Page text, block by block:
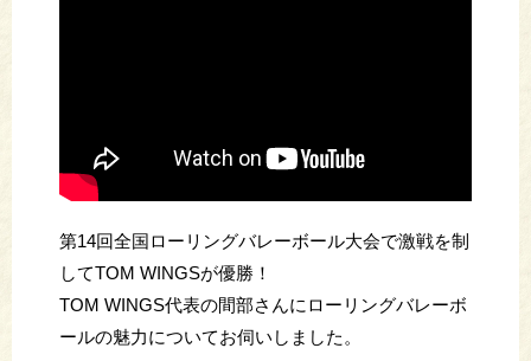
第14回全国ローリングバレーボール大会で激戦を制
してTOM WINGSが優勝！
TOM WINGS代表の間部さんにローリングバレーボ
ールの魅力についてお伺いしました。